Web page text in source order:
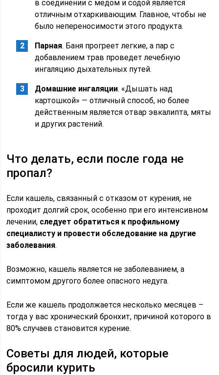
в соединении с медом и содой является
отличным отхаркивающим. Главное, чтобы не
было непереносимости этого продукта.
Парная. Баня прогреет легкие, а пар с
добавлением трав проведет лечебную
ингаляцию дыхательных путей.
Домашние ингаляции. «Дышать над
картошкой» — отличный способ, но более
действенным является отвар эвкалипта, мяты
и других растений.
Что делать, если после года не
пропал?
Если кашель, связанный с отказом от курения, не
проходит долгий срок, особенно при его интенсивном
лечении, следует обратиться к профильному
специалисту и провести обследование на другие
заболевания.
Возможно, кашель является не заболеванием, а
симптомом другого более опасного недуга.
Если же кашель продолжается несколько месяцев –
тогда у вас хронический бронхит, причиной которого в
80% случаев становится курение.
Советы для людей, которые
бросили курить